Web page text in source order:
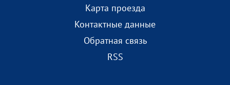
Карта проезда
Контактные данные
Обратная связь
RSS